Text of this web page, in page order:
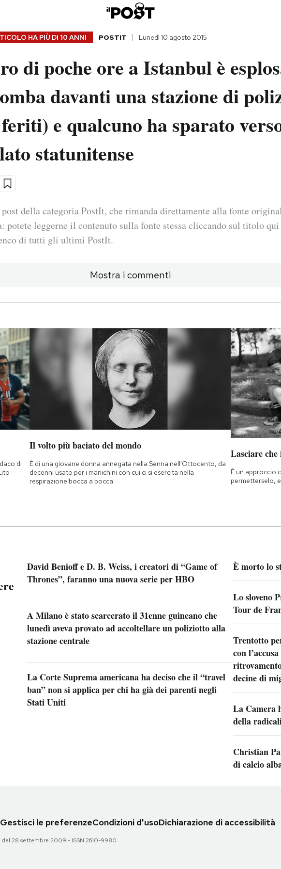
HA PIÙ DI 10 ANNI POSTIT Lunedì 10 agosto 2015
di poche ore a Istanbul è
davanti una stazione di
e qualcuno ha sparato
statunitense
post della categoria PostIt, che rimanda direttamente alla fonte
potete leggerne il contenuto sulla fonte stessa cliccando sul titolo qui
di tutti gli ultimi PostIt.
Mostra i commenti
di
Il volto più baciato del mondo
È di una giovane donna annegata nella Senna nell'Ottocento, da
decenni usato per i manichini con cui ci si esercita nella
respirazione bocca a bocca
Lasciare
È un approccio
permetterselo,
David Benioff e D. B. Weiss, i creatori di “Game of
Thrones”, faranno una nuova serie per HBO
A Milano è stato scarcerato il 31enne guineano che
lunedì aveva provato ad accoltellare un poliziotto alla
stazione centrale
La Corte Suprema americana ha deciso che il “travel
ban” non si applica per chi ha già dei parenti negli
Stati Uniti
È morto lo
Lo sloveno
Tour de
Trentotto
con
decine di
La Camera
della
Christian
di calcio
Gestisci le preferenzeCondizioni d'usoDichiarazione di accessibilità
del 28 settembre 2009 - ISSN 2610-9980